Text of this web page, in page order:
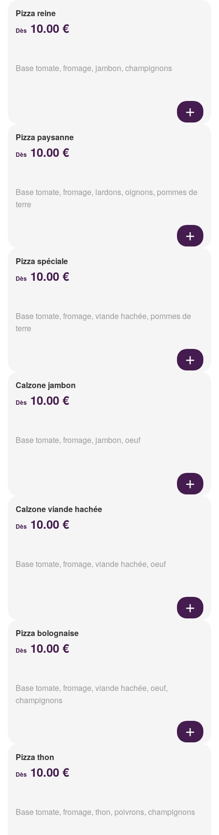
Pizza reine
Dès 10.00 €
Base tomate, fromage, jambon, champignons
Pizza paysanne
Dès 10.00 €
Base tomate, fromage, lardons, oignons, pommes de
terre
Pizza spéciale
Dès 10.00 €
Base tomate, fromage, viande hachée, pommes de
terre
Calzone jambon
Dès 10.00 €
Base tomate, fromage, jambon, oeuf
Calzone viande hachée
Dès 10.00 €
Base tomate, fromage, viande hachée, oeuf
Pizza bolognaise
Dès 10.00 €
Base tomate, fromage, viande hachée, oeuf,
champignons
Pizza thon
Dès 10.00 €
Base tomate, fromage, thon, poivrons, champignons